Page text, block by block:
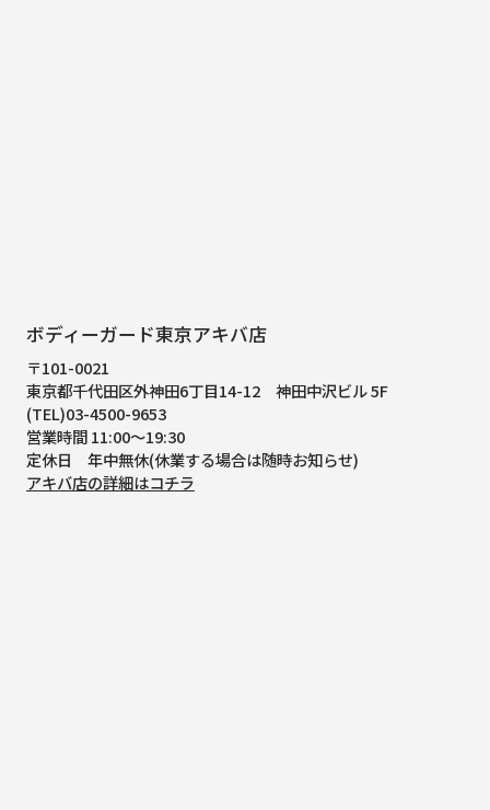
ボディーガード東京アキバ店
〒101-0021
東京都千代田区外神田6丁目14-12 神田中沢ビル 5F
(TEL)03-4500-9653
営業時間 11:00～19:30
定休日 年中無休(休業する場合は随時お知らせ)
アキバ店の詳細はコチラ